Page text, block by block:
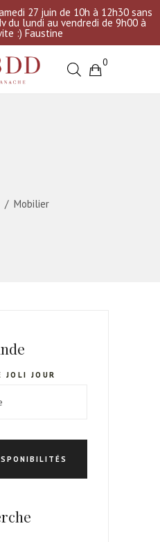
27 juin de 10h à 12h30 sans
du lundi au vendredi de 9h00 à
:) Faustine
0
/ Mobilier
JOLI JOUR